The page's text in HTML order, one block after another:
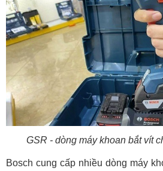
GSR - dòng máy khoan bắt vít
Bosch cung cấp nhiều dòng máy